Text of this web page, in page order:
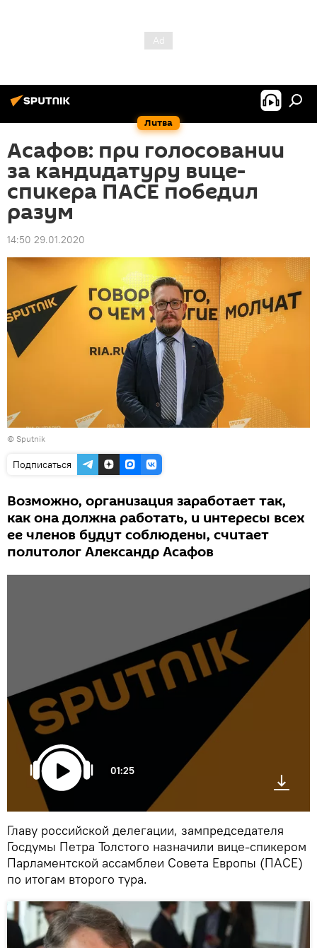
Литва
Асафов: при голосовании
за кандидатуру вице-
спикера ПАСЕ победил
разум
14:50 29.01.2020
© Sputnik
Подписаться
Возможно, организация заработает так,
как она должна работать, и интересы всех
ее членов будут соблюдены, считает
политолог Александр Асафов
01:25
Главу российской делегации, зампредседателя
Госдумы Петра Толстого назначили вице-спикером
Парламентской ассамблеи Совета Европы (ПАСЕ)
по итогам второго тура.